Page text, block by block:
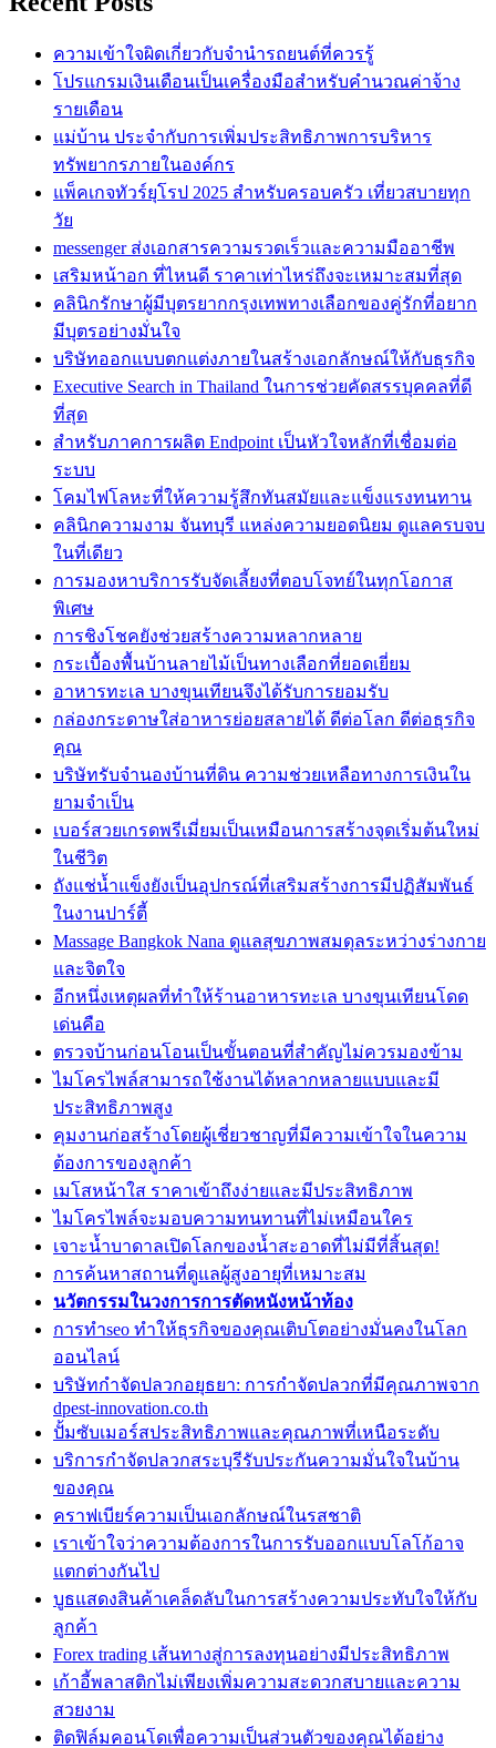
ความเข้าใจผิดเกี่ยวกับจำนำรถยนต์ที่ควรรู้
โปรแกรมเงินเดือนเป็นเครื่องมือสำหรับคำนวณค่าจ้าง
รายเดือน
แม่บ้าน ประจำกับการเพิ่มประสิทธิภาพการบริหาร
ทรัพยากรภายในองค์กร
แพ็คเกจทัวร์ยุโรป 2025 สำหรับครอบครัว เที่ยวสบายทุก
วัย
messenger ส่งเอกสารความรวดเร็วและความมืออาชีพ
เสริมหน้าอก ที่ไหนดี ราคาเท่าไหร่ถึงจะเหมาะสมที่สุด
คลินิกรักษาผู้มีบุตรยากกรุงเทพทางเลือกของคู่รักที่อยาก
มีบุตรอย่างมั่นใจ
บริษัทออกแบบตกแต่งภายในสร้างเอกลักษณ์ให้กับธุรกิจ
Executive Search in Thailand ในการช่วยคัดสรรบุคคลที่ดี
ที่สุด
สำหรับภาคการผลิต Endpoint เป็นหัวใจหลักที่เชื่อมต่อ
ระบบ
โคมไฟโลหะที่ให้ความรู้สึกทันสมัยและแข็งแรงทนทาน
คลินิกความงาม จันทบุรี แหล่งความยอดนิยม ดูแลครบจบ
ในที่เดียว
การมองหาบริการรับจัดเลี้ยงที่ตอบโจทย์ในทุกโอกาส
พิเศษ
การชิงโชคยังช่วยสร้างความหลากหลาย
กระเบื้องพื้นบ้านลายไม้เป็นทางเลือกที่ยอดเยี่ยม
อาหารทะเล บางขุนเทียนจึงได้รับการยอมรับ
กล่องกระดาษใส่อาหารย่อยสลายได้ ดีต่อโลก ดีต่อธุรกิจ
คุณ
บริษัทรับจำนองบ้านที่ดิน ความช่วยเหลือทางการเงินใน
ยามจำเป็น
เบอร์สวยเกรดพรีเมี่ยมเป็นเหมือนการสร้างจุดเริ่มต้นใหม่
ในชีวิต
ถังแช่น้ำแข็งยังเป็นอุปกรณ์ที่เสริมสร้างการมีปฏิสัมพันธ์
ในงานปาร์ตี้
Massage Bangkok Nana ดูแลสุขภาพสมดุลระหว่างร่างกาย
และจิตใจ
อีกหนึ่งเหตุผลที่ทำให้ร้านอาหารทะเล บางขุนเทียนโดด
เด่นคือ
ตรวจบ้านก่อนโอนเป็นขั้นตอนที่สำคัญไม่ควรมองข้าม
ไมโครไพล์สามารถใช้งานได้หลากหลายแบบและมี
ประสิทธิภาพสูง
คุมงานก่อสร้างโดยผู้เชี่ยวชาญที่มีความเข้าใจในความ
ต้องการของลูกค้า
เมโสหน้าใส ราคาเข้าถึงง่ายและมีประสิทธิภาพ
ไมโครไพล์จะมอบความทนทานที่ไม่เหมือนใคร
เจาะน้ำบาดาลเปิดโลกของน้ำสะอาดที่ไม่มีที่สิ้นสุด!
การค้นหาสถานที่ดูแลผู้สูงอายุที่เหมาะสม
นวัตกรรมในวงการการตัดหนังหน้าท้อง
การทำseo ทำให้ธุรกิจของคุณเติบโตอย่างมั่นคงในโลก
ออนไลน์
บริษัทกำจัดปลวกอยุธยา: การกำจัดปลวกที่มีคุณภาพจาก
dpest-innovation.co.th
ปั้มซับเมอร์สประสิทธิภาพและคุณภาพที่เหนือระดับ
บริการกำจัดปลวกสระบุรีรับประกันความมั่นใจในบ้าน
ของคุณ
คราฟเบียร์ความเป็นเอกลักษณ์ในรสชาติ
เราเข้าใจว่าความต้องการในการรับออกแบบโลโก้อาจ
แตกต่างกันไป
บูธแสดงสินค้าเคล็ดลับในการสร้างความประทับใจให้กับ
ลูกค้า
Forex trading เส้นทางสู่การลงทุนอย่างมีประสิทธิภาพ
เก้าอี้พลาสติกไม่เพียงเพิ่มความสะดวกสบายและความ
สวยงาม
ติดฟิล์มคอนโดเพื่อความเป็นส่วนตัวของคุณได้อย่าง